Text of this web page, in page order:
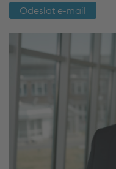
Odeslat e-mail